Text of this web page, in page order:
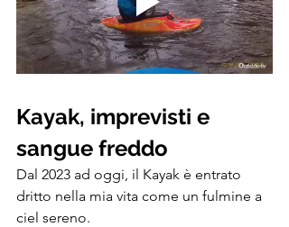
Kayak, imprevisti e
sangue freddo
Dal 2023 ad oggi, il Kayak è entrato
dritto nella mia vita come un fulmine a
ciel sereno.